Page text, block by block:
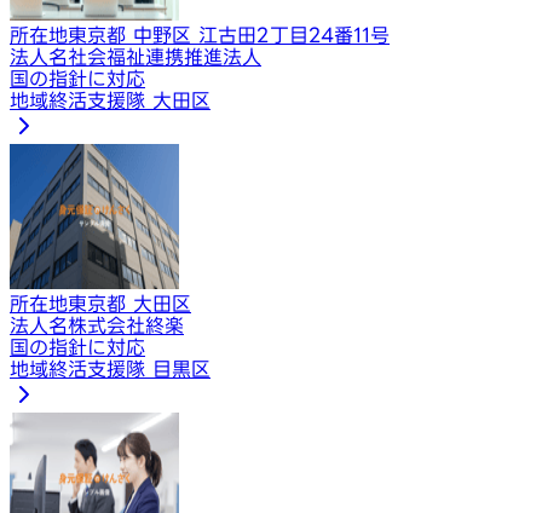
所在地東京都 中野区 江古田2丁目24番11号
法人名社会福祉連携推進法人
国の指針に対応
地域終活支援隊 大田区
所在地東京都 大田区
法人名株式会社終楽
国の指針に対応
地域終活支援隊 目黒区